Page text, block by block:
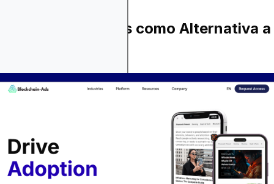
Blockchain-Ads como Alternativa a